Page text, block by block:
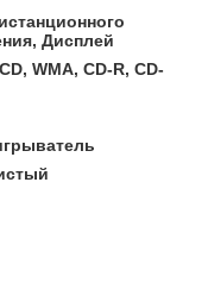
Дисплей
WMA, CD-R, CD-